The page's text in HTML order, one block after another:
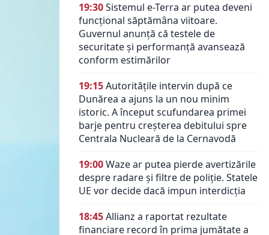
19:30Sistemul e-Terra ar putea deveni
funcțional săptămâna viitoare.
Guvernul anunță că testele de
securitate și performanță avansează
conform estimărilor
19:15Autoritățile intervin după ce
Dunărea a ajuns la un nou minim
istoric. A început scufundarea primei
barje pentru creșterea debitului spre
Centrala Nucleară de la Cernavodă
19:00Waze ar putea pierde avertizările
despre radare și filtre de poliție. Statele
UE vor decide dacă impun interdicția
18:45Allianz a raportat rezultate
financiare record în prima jumătate a